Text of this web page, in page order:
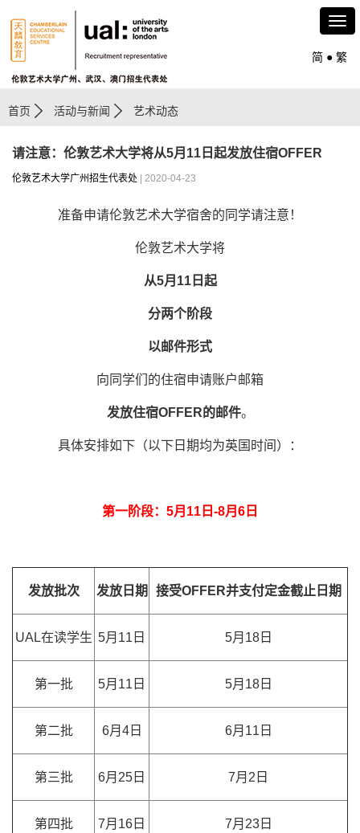
简 ● 繁
首页 活动与新闻 艺术动态
请注意：伦敦艺术大学将从5月11日起发放住宿OFFER
伦敦艺术大学广州招生代表处 | 2020-04-23
准备申请伦敦艺术大学宿舍的同学请注意！
伦敦艺术大学将
从5月11日起
分两个阶段
以邮件形式
向同学们的住宿申请账户邮箱
发放住宿OFFER的邮件。
具体安排如下（以下日期均为英国时间）：
第一阶段：5月11日-8月6日
发放批次 发放日期 接受OFFER并支付定金截止日期
UAL在读学生 5月11日 5月18日
第一批 5月11日 5月18日
第二批 6月4日 6月11日
第三批 6月25日 7月2日
第四批 7月16日 7月23日